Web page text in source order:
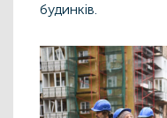
будинків.